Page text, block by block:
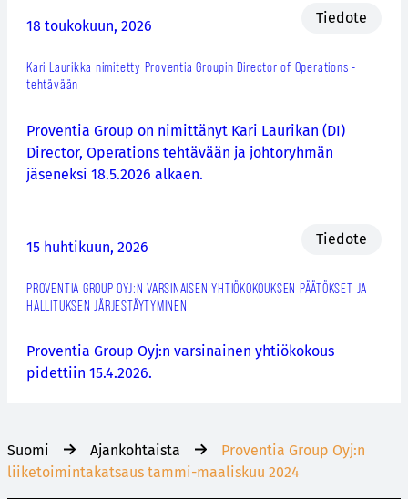
18 toukokuun, 2026 Tiedote
Kari Laurikka nimitetty Proventia Groupin Director of Operations -
tehtävään
Proventia Group on nimittänyt Kari Laurikan (DI)
Director, Operations tehtävään ja johtoryhmän
jäseneksi 18.5.2026 alkaen.
15 huhtikuun, 2026 Tiedote
PROVENTIA GROUP OYJ:N VARSINAISEN YHTIÖKOKOUKSEN PÄÄTÖKSET JA
HALLITUKSEN JÄRJESTÄYTYMINEN
Proventia Group Oyj:n varsinainen yhtiökokous
pidettiin 15.4.2026.
Suomi Ajankohtaista
Proventia Group Oyj:n
liiketoimintakatsaus tammi-maaliskuu 2024